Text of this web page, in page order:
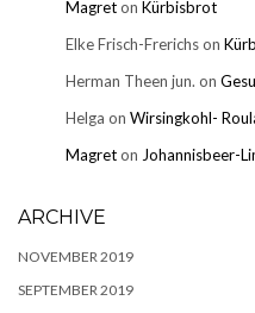
Magreton Kürbisbrot
Elke Frisch-Frerichson
Herman Theen jun. on
Helga on Wirsingkohl-
Magreton Johannisbeer-
ARCHIVE
NOVEMBER 2019
SEPTEMBER 2019